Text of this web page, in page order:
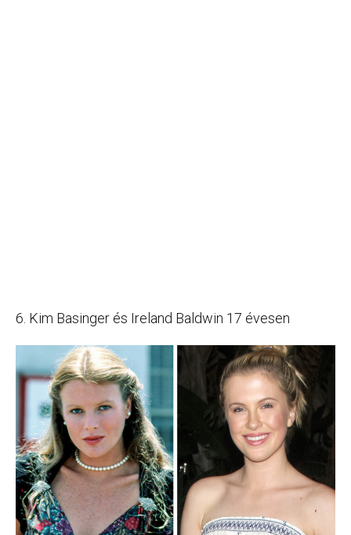
6. Kim Basinger és Ireland Baldwin 17 évesen